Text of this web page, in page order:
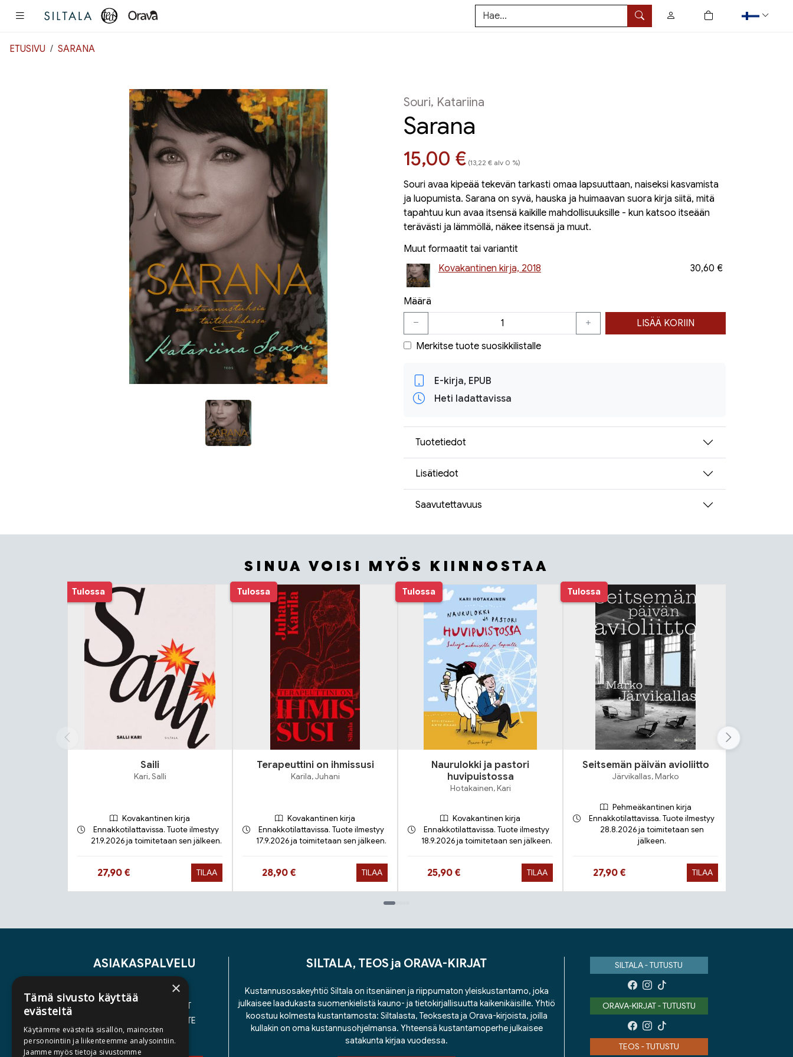
Hae
0
tuotetta ostoskorissa
ETUSIVU SARANA
Souri, Katariina
Sarana
Hinta nyt
15,00 € (13,22 € alv 0 %)
Souri avaa kipeää tekevän tarkasti omaa lapsuuttaan, naiseksi kasvamista
ja luopumista. Sarana on syvä, hauska ja huimaavan suora kirja siitä, mitä
tapahtuu kun avaa itsensä kaikille mahdollisuuksille - kun katsoo itseään
terävästi ja lämmöllä, näkee itsensä ja muut.
Muut formaatit tai variantit
Kovakantinen kirja, 2018
30,60 €
Määrä
LISÄÄ KORIIN
Merkitse tuote suosikkilistalle
E-kirja, EPUB
Heti ladattavissa
Tuotetiedot
Lisätiedot
Saavutettavuus
SINUA VOISI MYÖS KIINNOSTAA
Tuoteluettelon alku
Tulossa
Saili
Kari, Salli
Kovakantinen kirja
Ennakkotilattavissa. Tuote ilmestyy
21.9.2026 ja toimitetaan sen jälkeen.
Hinta nyt
27,90 € TILAA
Tulossa
Terapeuttini on ihmissusi
Karila, Juhani
Kovakantinen kirja
Ennakkotilattavissa. Tuote ilmestyy
17.9.2026 ja toimitetaan sen jälkeen.
Hinta nyt
28,90 € TILAA
Tulossa
Naurulokki ja pastori
huvipuistossa
Hotakainen, Kari
Kovakantinen kirja
Ennakkotilattavissa. Tuote ilmestyy
18.9.2026 ja toimitetaan sen jälkeen.
Hinta nyt
25,90 € TILAA
Tulossa
Seitsemän päivän avioliitto
Järvikallas, Marko
Pehmeäkantinen kirja
Ennakkotilattavissa. Tuote ilmestyy
28.8.2026 ja toimitetaan sen
jälkeen.
Hinta nyt
27,90 € TILAA
ASIAKASPALVELU
YHTEYSTIEDOT
YLEISET TOIMITUSEHDOT
SAAVUTETTAVUUSSELOSTE
TIETOSUOJASELOSTE
SILTALA, TEOS ja ORAVA-KIRJAT
Kustannusosakeyhtiö Siltala on itsenäinen ja riippumaton yleiskustantamo, joka
julkaisee laadukasta suomenkielistä kauno- ja tietokirjallisuutta kaikenikäisille. Yhtiö
koostuu kolmesta kustantamosta: Siltalasta, Teoksesta ja Orava-kirjoista, joilla
kullakin on oma kustannusohjelmansa. Yhteensä kustantamoperhe julkaisee
satakunta kirjaa vuodessa.
SILTALA - TUTUSTU
ORAVA-KIRJAT - TUTUSTU
TEOS - TUTUSTU
×
Tämä sivusto käyttää
evästeitä
Käytämme evästeitä sisällön, mainosten
personointiin ja liikenteemme analysointiin.
Jaamme myös tietoja sivustomme